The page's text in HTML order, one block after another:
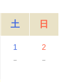
土 日
1
－
2
－